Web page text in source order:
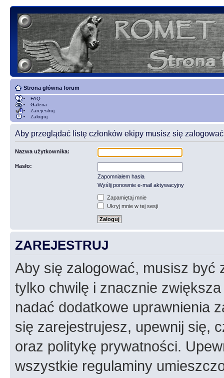
Strona główna forum
FAQ
Galeria
Zarejestruj
Zaloguj
Aby przeglądać listę członków ekipy musisz się
Nazwa użytkownika:
Hasło:
Zapomniałem hasła
Wyślij ponownie e-mail aktywacyjny
Zapamiętaj mnie
Ukryj mnie w tej sesji
ZAREJESTRUJ
Aby się zalogować, musisz być
tylko chwilę i znacznie
nadać dodatkowe uprawnienia
się zarejestrujesz, upewnij się,
oraz politykę prywatności.
wszystkie regulaminy